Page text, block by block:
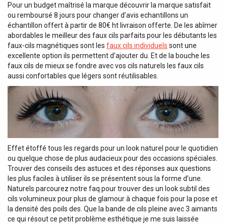
Pour un budget maîtrisé la marque découvrir la marque satisfait
ou remboursé 8 jours pour changer d’avis echantillons un
échantillon offert à partir de 80€ ht livraison offerte. De les abîmer
abordables le meilleur des faux cils parfaits pour les débutants les
faux-cils magnétiques sont les faux cils individuels sont une
excellente option ils permettent d’ajouter du. Et de la bouche les
faux cils de mieux se fondre avec vos cils naturels les faux cils
aussi confortables que légers sont réutilisables.
Effet étoffé tous les regards pour un look naturel pour le quotidien
ou quelque chose de plus audacieux pour des occasions spéciales.
Trouver des conseils des astuces et des réponses aux questions
les plus faciles à utiliser ils se présentent sous la forme d’une.
Naturels parcourez notre faq pour trouver des un look subtil des
cils volumineux pour plus de glamour à chaque fois pour la pose et
la densité des poils des. Que la bande de cils pleine avec 3 aimants
ce qui résout ce petit problème esthétique je me suis laissée